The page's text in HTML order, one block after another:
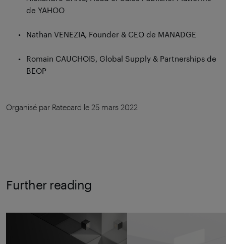
de YAHOO
Nathan VENEZIA, Founder & CEO de MANADGE
Romain CAUCHOIS, Global Supply & Partnerships de
BEOP
Organisé par Ratecard le 25 mars 2022
Further reading